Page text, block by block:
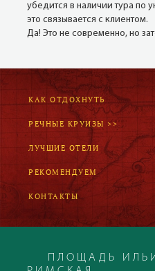
убедится в наличии тура по
это связывается с клиентом.
Да! Это не современно, но
КАК ОТДОХНУТЬ
РЕЧНЫЕ КРУИЗЫ >>
ЛУЧШИЕ ОТЕЛИ
РЕКОМЕНДУЕМ
КОНТАКТЫ
ПЛОЩАДЬ